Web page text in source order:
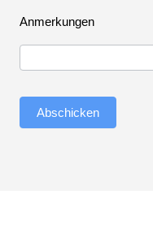
Anmerkungen
Abschicken